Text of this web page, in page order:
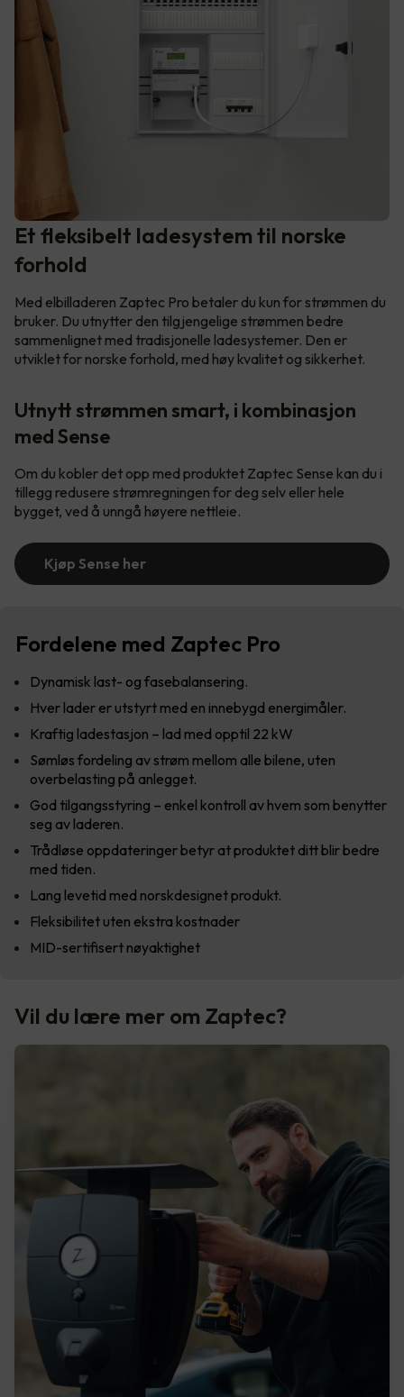
Et fleksibelt ladesystem til norske
forhold
Med elbilladeren Zaptec Pro betaler du kun for strømmen du
bruker. Du utnytter den tilgjengelige strømmen bedre
sammenlignet med tradisjonelle ladesystemer. Den er
utviklet for norske forhold, med høy kvalitet og sikkerhet.
Utnytt strømmen smart, i kombinasjon
med Sense
Om du kobler det opp med produktet Zaptec Sense kan du i
tillegg redusere strømregningen for deg selv eller hele
bygget, ved å unngå høyere nettleie.
Kjøp Sense her
Fordelene med Zaptec Pro
Dynamisk last- og fasebalansering.
Hver lader er utstyrt med en innebygd energimåler.
Kraftig ladestasjon – lad med opptil 22 kW
Sømløs fordeling av strøm mellom alle bilene, uten
overbelasting på anlegget.
God tilgangsstyring – enkel kontroll av hvem som benytter
seg av laderen.
Trådløse oppdateringer betyr at produktet ditt blir bedre
med tiden.
Lang levetid med norskdesignet produkt.
Fleksibilitet uten ekstra kostnader
MID-sertifisert nøyaktighet
Vil du lære mer om Zaptec?